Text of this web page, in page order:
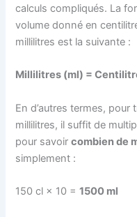
calculs compliqués. La
volume donné en
millilitres est la suivante :
Millilitres (ml) =
En d’autres termes,
millilitres, il suffit de
pour savoircombien de
simplement :
150 cl × 10 =1500 ml